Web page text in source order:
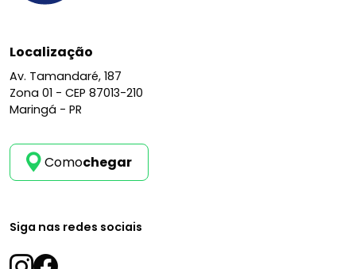
Localização
Av. Tamandaré, 187
Zona 01 - CEP 87013-210
Maringá - PR
Comochegar
Siga nas redes sociais